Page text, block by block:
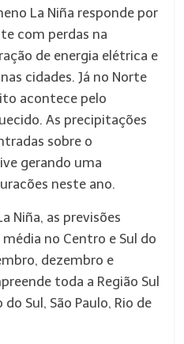
La Niña responde por
com perdas na
de energia elétrica e
cidades. Já no Norte
acontece pelo
As precipitações
sobre o
gerando uma
neste ano.
Niña, as previsões
no Centro e Sul do
dezembro e
toda a Região Sul
Sul, São Paulo, Rio de